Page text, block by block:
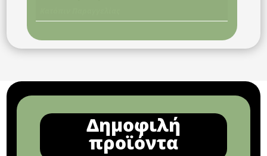
Δημοφιλή
προϊόντα